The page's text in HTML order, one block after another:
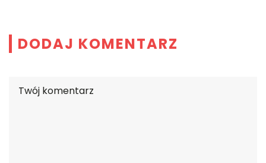
DODAJ KOMENTARZ